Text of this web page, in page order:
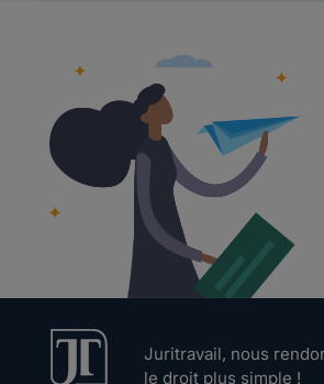
Juritravail, nous
le droit plus simple !